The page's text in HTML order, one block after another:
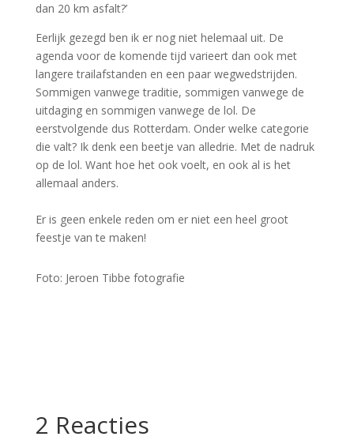
dan 20 km asfalt?’
Eerlijk gezegd ben ik er nog niet helemaal uit. De
agenda voor de komende tijd varieert dan ook met
langere trailafstanden en een paar wegwedstrijden.
Sommigen vanwege traditie, sommigen vanwege de
uitdaging en sommigen vanwege de lol. De
eerstvolgende dus Rotterdam. Onder welke categorie
die valt? Ik denk een beetje van alledrie. Met de nadruk
op de lol. Want hoe het ook voelt, en ook al is het
allemaal anders.
Er is geen enkele reden om er niet een heel groot
feestje van te maken!
Foto: Jeroen Tibbe fotografie
2 Reacties